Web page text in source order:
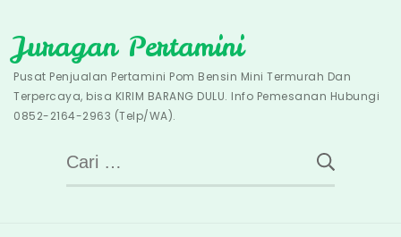
to
content
Juragan Pertamini
Pusat Penjualan Pertamini Pom Bensin Mini Termurah Dan
Terpercaya, bisa KIRIM BARANG DULU. Info Pemesanan Hubungi
0852-2164-2963 (Telp/WA).
Cari
untuk: